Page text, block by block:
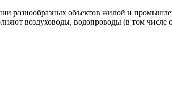
разнообразных объектов жилой и
воздуховоды, водопроводы (в том числе